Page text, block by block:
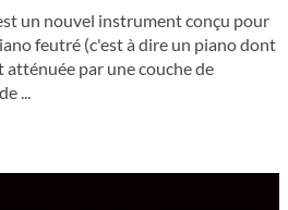
un nouvel instru­ment conçu pour
feutré (c'est à dire un piano dont
atténuée par une couche de
...